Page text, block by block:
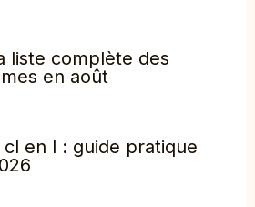
liste complète des
en août
en l : guide pratique